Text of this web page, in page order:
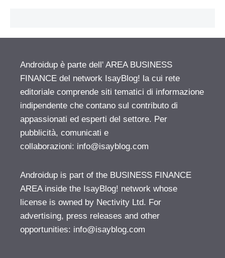
Androidup è parte dell' AREA BUSINESS
FINANCE del network IsayBlog! la cui rete
editoriale comprende siti tematici di informazione
indipendente che contano sul contributo di
appassionati ed esperti del settore. Per
pubblicità, comunicati e
collaborazioni: info@isayblog.com
Androidup is part of the BUSINESS FINANCE
AREA inside the IsayBlog! network whose
license is owned by Nectivity Ltd. For
advertising, press releases and other
opportunities: info@isayblog.com